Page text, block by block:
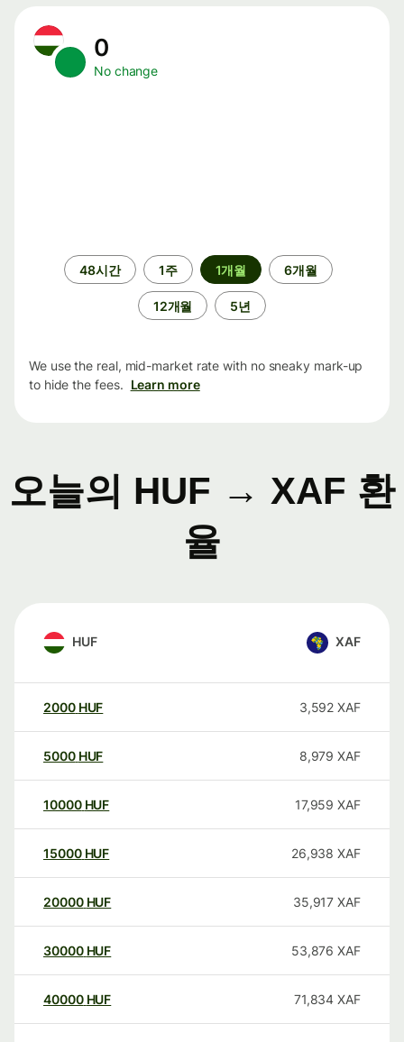
0
No change
48시간 1주 1개월 6개월
12개월 5년
We use the real, mid-market rate with no sneaky mark-up
to hide the fees. Learn more
오늘의 HUF → XAF 환
율
HUF XAF
2000 HUF 3,592 XAF
5000 HUF 8,979 XAF
10000 HUF 17,959 XAF
15000 HUF 26,938 XAF
20000 HUF 35,917 XAF
30000 HUF 53,876 XAF
40000 HUF 71,834 XAF